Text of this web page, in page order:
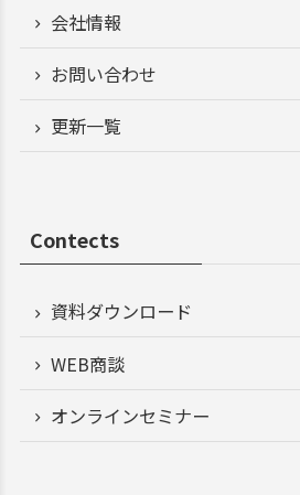
会社情報
お問い合わせ
更新一覧
Contects
資料ダウンロード
WEB商談
オンラインセミナー